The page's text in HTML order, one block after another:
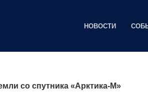
НОВОСТИ
со спутника «Арктика-М»